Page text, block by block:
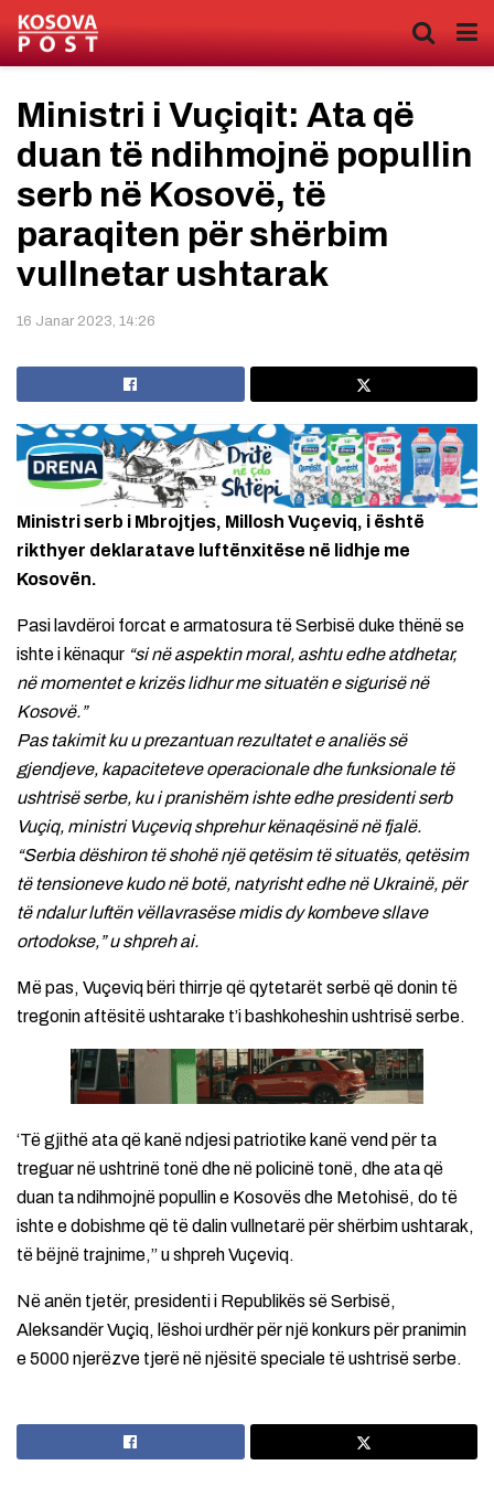
Ministri i Vuçiqit: Ata që
duan të ndihmojnë popullin
serb në Kosovë, të
paraqiten për shërbim
vullnetar ushtarak
16 Janar 2023, 14:26
Ministri serb i Mbrojtjes, Millosh Vuçeviq, i është
rikthyer deklaratave luftënxitëse në lidhje me
Kosovën.
Pasi lavdëroi forcat e armatosura të Serbisë duke thënë se
ishte i kënaqur “si në aspektin moral, ashtu edhe atdhetar,
në momentet e krizës lidhur me situatën e sigurisë në
Kosovë.”
Pas takimit ku u prezantuan rezultatet e analiës së
gjendjeve, kapaciteteve operacionale dhe funksionale të
ushtrisë serbe, ku i pranishëm ishte edhe presidenti serb
Vuçiq, ministri Vuçeviq shprehur kënaqësinë në fjalë.
“Serbia dëshiron të shohë një qetësim të situatës, qetësim
të tensioneve kudo në botë, natyrisht edhe në Ukrainë, për
të ndalur luftën vëllavrasëse midis dy kombeve sllave
ortodokse,” u shpreh ai.
Më pas, Vuçeviq bëri thirrje që qytetarët serbë që donin të
tregonin aftësitë ushtarake t’i bashkoheshin ushtrisë serbe.
‘Të gjithë ata që kanë ndjesi patriotike kanë vend për ta
treguar në ushtrinë tonë dhe në policinë tonë, dhe ata që
duan ta ndihmojnë popullin e Kosovës dhe Metohisë, do të
ishte e dobishme që të dalin vullnetarë për shërbim ushtarak,
të bëjnë trajnime,” u shpreh Vuçeviq.
Në anën tjetër, presidenti i Republikës së Serbisë,
Aleksandër Vuçiq, lëshoi urdhër për një konkurs për pranimin
e 5000 njerëzve tjerë në njësitë speciale të ushtrisë serbe.